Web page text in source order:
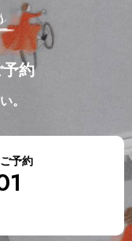
予約
。
予約